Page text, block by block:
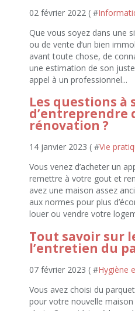
02 février 2022 ( #
Que vous soyez dans une
ou de vente d’un bien
avant toute chose, de
une estimation de son
appel à un professionnel...
Les questions à
d’entreprendre
rénovation ?
14 janvier 2023 ( #Vie
Vous venez d’acheter un
remettre à votre gout et
avez une maison assez
aux normes pour plus
louer ou vendre votre
Tout savoir sur
l’entretien du
07 février 2023 ( #Hygiène
Vous avez choisi du
pour votre nouvelle maison